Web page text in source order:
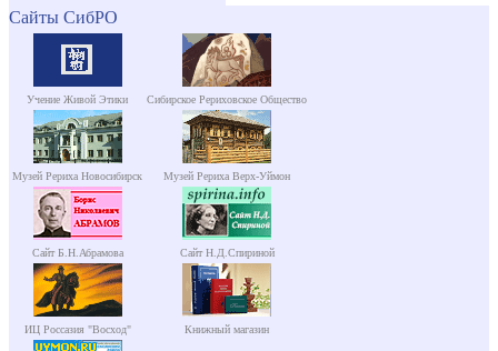
Сайты СибРО
Учение Живой Этики Сибирское Рериховское Общество
Музей Рериха Новосибирск Музей Рериха Верх-Уймон
Сайт Б.Н.Абрамова Сайт Н.Д.Спириной
ИЦ Россазия "Восход" Книжный магазин